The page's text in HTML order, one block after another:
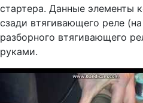
стартера. Данные элементы
сзади втягивающего реле
разборного втягивающего
руками.